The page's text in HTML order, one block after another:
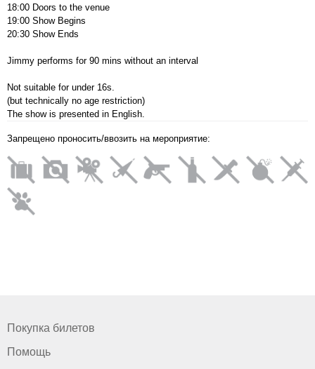
18:00 Doors to the venue
19:00 Show Begins
20:30 Show Ends
Jimmy performs for 90 mins without an interval
Not suitable for under 16s.
(but technically no age restriction)
The show is presented in English.
Запрещено проносить/ввозить на мероприятие:
Покупка билетов
Помощь